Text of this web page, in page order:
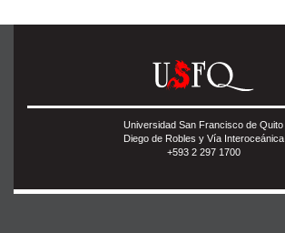
Universidad San Francisco de Quito
Diego de Robles y Vía Interoceánica
+593 2 297 1700